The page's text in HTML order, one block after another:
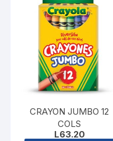
CRAYON JUMBO 12
COLS
L63.20